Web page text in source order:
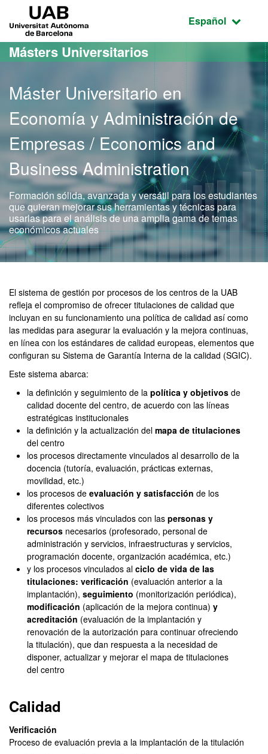
Acceso al contenido principal
Acceso a la navegación de la página
Idioma
Español
Másters Universitarios
Máster Universitario en
Economía y Administración de
Empresas / Economics and
Business Administration
Formación sólida, avanzada y versátil para los estudiantes
que quieran mejorar sus herramientas y técnicas para
usarlas para el análisis de una amplia gama de temas
económicos actuales
Máster Oficial -
El sistema de gestión por procesos de los centros de la UAB
refleja el compromiso de ofrecer titulaciones de calidad que
incluyan en su funcionamiento una política de calidad así como
las medidas para asegurar la evaluación y la mejora continuas,
en línea con los estándares de calidad europeas, elementos que
configuran su Sistema de Garantía Interna de la calidad (SGIC).
Este sistema abarca:
la definición y seguimiento de la política y objetivos de
calidad docente del centro, de acuerdo con las líneas
estratégicas institucionales
la definición y la actualización del mapa de titulaciones
del centro
los procesos directamente vinculados al desarrollo de la
docencia (tutoría, evaluación, prácticas externas,
movilidad, etc.)
los procesos de evaluación y satisfacción de los
diferentes colectivos
los procesos más vinculados con las personas y
recursos necesarios (profesorado, personal de
administración y servicios, infraestructuras y servicios,
programación docente, organización académica, etc.)
y los procesos vinculados al ciclo de vida de las
titulaciones: verificación (evaluación anterior a la
implantación), seguimiento (monitorización periódica),
modificación (aplicación de la mejora continua) y
acreditación (evaluación de la implantación y
renovación de la autorización para continuar ofreciendo
la titulación), que dan respuesta a la necesidad de
disponer, actualizar y mejorar el mapa de titulaciones
del centro
Calidad
Verificación
Proceso de evaluación previa a la implantación de la titulación